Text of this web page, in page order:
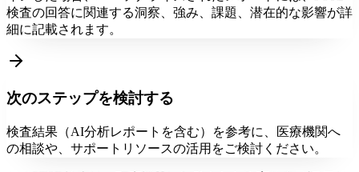
検査の回答に関連する洞察、強み、課題、潜在的な影響が詳
細に記載されます。
次のステップを検討する
検査結果（AI分析レポートを含む）を参考に、医療機関へ
の相談や、サポートリソースの活用をご検討ください。